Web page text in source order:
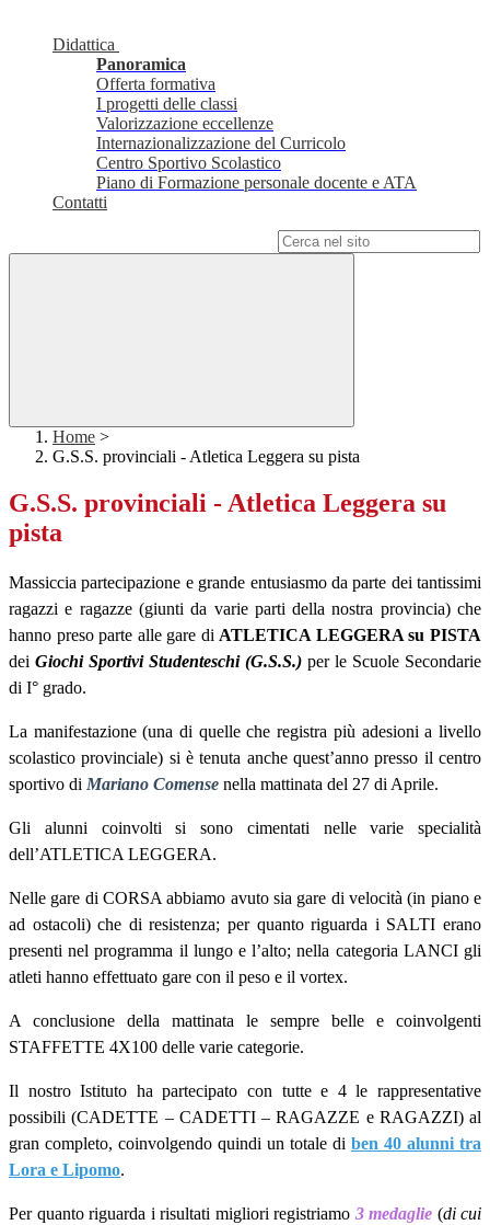
Didattica
Panoramica
Offerta formativa
I progetti delle classi
Valorizzazione eccellenze
Internazionalizzazione del Curricolo
Centro Sportivo Scolastico
Piano di Formazione personale docente e ATA
Contatti
Home >
G.S.S. provinciali - Atletica Leggera su pista
G.S.S. provinciali - Atletica Leggera su
pista
Massiccia partecipazione e grande entusiasmo da parte dei tantissimi
ragazzi e ragazze (giunti da varie parti della nostra provincia) che
hanno preso parte alle gare di ATLETICA LEGGERA su PISTA
dei Giochi Sportivi Studenteschi (G.S.S.) per le Scuole Secondarie
di I° grado.
La manifestazione (una di quelle che registra più adesioni a livello
scolastico provinciale) si è tenuta anche quest’anno presso il centro
sportivo di Mariano Comense nella mattinata del 27 di Aprile.
Gli alunni coinvolti si sono cimentati nelle varie specialità
dell’ATLETICA LEGGERA.
Nelle gare di CORSA abbiamo avuto sia gare di velocità (in piano e
ad ostacoli) che di resistenza; per quanto riguarda i SALTI erano
presenti nel programma il lungo e l’alto; nella categoria LANCI gli
atleti hanno effettuato gare con il peso e il vortex.
A conclusione della mattinata le sempre belle e coinvolgenti
STAFFETTE 4X100 delle varie categorie.
Il nostro Istituto ha partecipato con tutte e 4 le rappresentative
possibili (CADETTE – CADETTI – RAGAZZE e RAGAZZI) al
gran completo, coinvolgendo quindi un totale di ben 40 alunni tra
Lora e Lipomo.
Per quanto riguarda i risultati migliori registriamo 3 medaglie (di cui